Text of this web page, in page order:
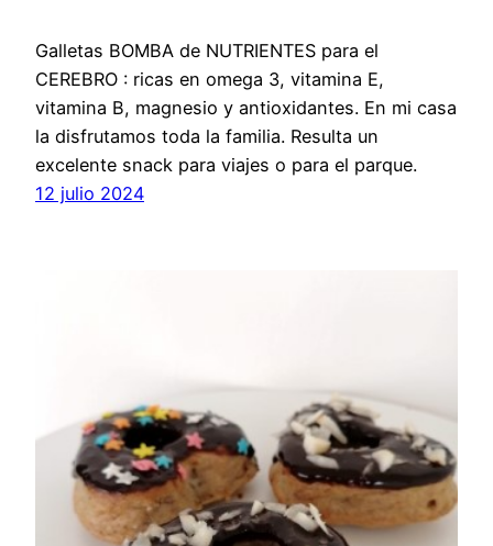
Galletas BOMBA de NUTRIENTES para el
CEREBRO : ricas en omega 3, vitamina E,
vitamina B, magnesio y antioxidantes. En mi casa
la disfrutamos toda la familia. Resulta un
excelente snack para viajes o para el parque.
12 julio 2024